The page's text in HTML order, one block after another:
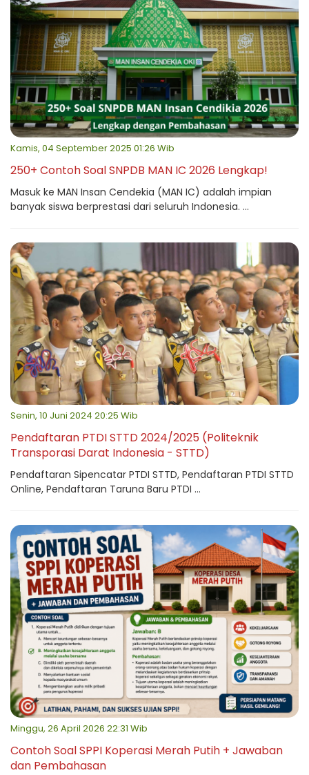
Kamis, 04 September 2025 01:26 Wib
250+ Contoh Soal SNPDB MAN IC 2026 Lengkap!
Masuk ke MAN Insan Cendekia (MAN IC) adalah impian
banyak siswa berprestasi dari seluruh Indonesia. ...
Senin, 10 Juni 2024 20:25 Wib
Pendaftaran PTDI STTD 2024/2025 (Politeknik
Transporasi Darat Indonesia - STTD)
Pendaftaran Sipencatar PTDI STTD, Pendaftaran PTDI STTD
Online, Pendaftaran Taruna Baru PTDI ...
Minggu, 26 April 2026 22:31 Wib
Contoh Soal SPPI Koperasi Merah Putih + Jawaban
dan Pembahasan